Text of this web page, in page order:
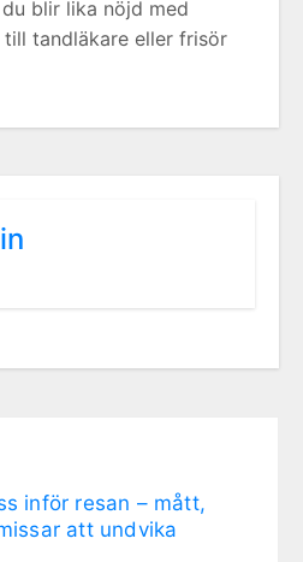
blir lika nöjd med
tandläkare eller frisör
inför resan – mått,
att undvika